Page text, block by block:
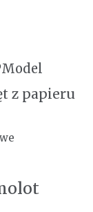
z papieru